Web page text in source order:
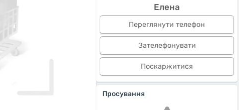
Елена
Переглянути телефон
Зателефонувати
Поскаржитися
Просування